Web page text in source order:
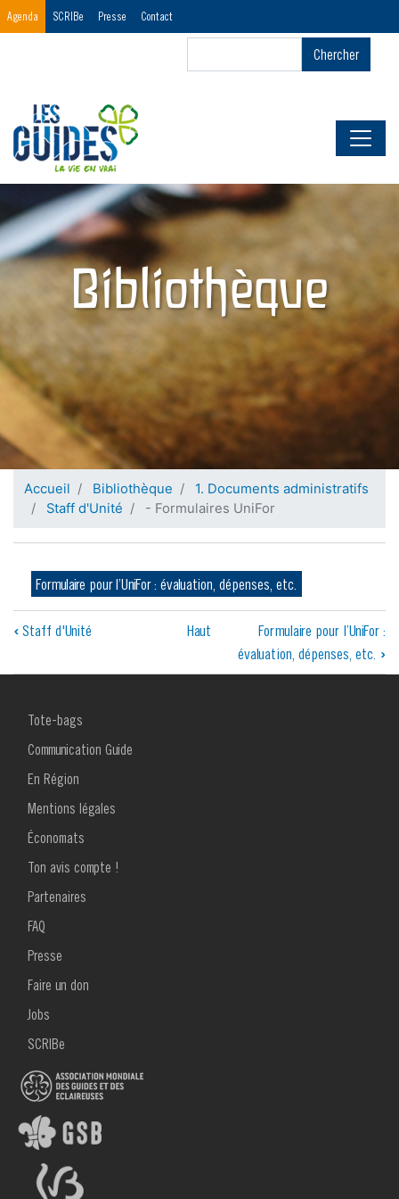
Menu
Agenda SCRIBe Presse Contact
Chercher
Bibliothèque
Accueil Bibliothèque
1. Documents administratifs
Staff d'Unité
- Formulaires UniFor
Formulaire pour l’UniFor : évaluation, dépenses, etc.
Liens
livre
pour
Formulaires
UniFor
‹Staff d'Unité Haut
Formulaire pour l’UniFor :
évaluation, dépenses, etc. ›
MENU
FOOTER
Tote-bags
Communication Guide
En Région
Mentions légales
Économats
Ton avis compte !
MENU
FOOTER
Partenaires
FAQ
Presse
Faire un don
Jobs
SCRIBe